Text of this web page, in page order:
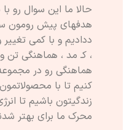
حالا ما این سوال رو
هدفهای پیش رومون سر
ددادیم و با کمی
، کـ مد ، هماهنگی تن
هماهنگی رو در
کنیم تا با
زندگیتون باشیم تا
محرک ما برای بهتر